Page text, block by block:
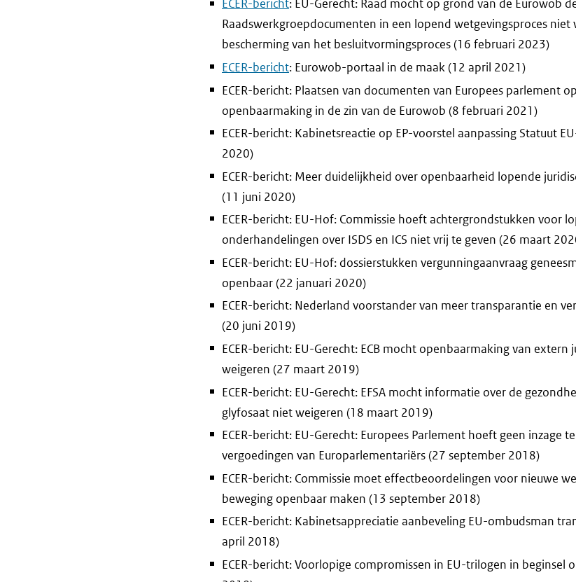
ECER-bericht: EU-Gerecht: Raad mocht op grond van de Eurowob
Raadswerkgroepdocumenten in een lopend wetgevingsproces niet
bescherming van het besluitvormingsproces (16 februari 2023)
ECER-bericht: Eurowob-portaal in de maak (12 april 2021)
ECER-bericht: Plaatsen van documenten van Europees parlement
openbaarmaking in de zin van de Eurowob (8 februari 2021)
ECER-bericht: Kabinetsreactie op EP-voorstel aanpassing Statuut
2020)
ECER-bericht: Meer duidelijkheid over openbaarheid lopende
(11 juni 2020)
ECER-bericht: EU-Hof: Commissie hoeft achtergrondstukken voor
onderhandelingen over ISDS en ICS niet vrij te geven (26 maart
ECER-bericht: EU-Hof: dossierstukken vergunningaanvraag
openbaar (22 januari 2020)
ECER-bericht: Nederland voorstander van meer transparantie en
(20 juni 2019)
ECER-bericht: EU-Gerecht: ECB mocht openbaarmaking van extern
weigeren (27 maart 2019)
ECER-bericht: EU-Gerecht: EFSA mocht informatie over de
glyfosaat niet weigeren (18 maart 2019)
ECER-bericht: EU-Gerecht: Europees Parlement hoeft geen inzage
vergoedingen van Europarlementariërs (27 september 2018)
ECER-bericht: Commissie moet effectbeoordelingen voor nieuwe
beweging openbaar maken (13 september 2018)
ECER-bericht: Kabinetsappreciatie aanbeveling EU-ombudsman
april 2018)
ECER-bericht: Voorlopige compromissen in EU-trilogen in beginsel